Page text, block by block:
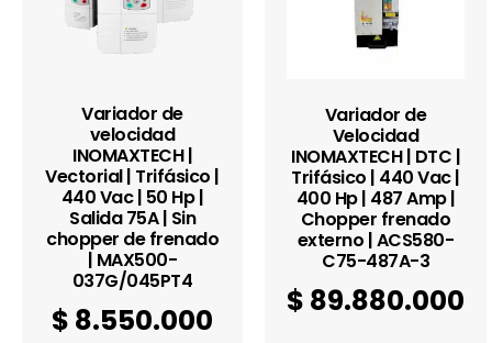
Variador de
velocidad
INOMAXTECH |
Vectorial | Trifásico |
440 Vac | 50 Hp |
Salida 75A | Sin
chopper de frenado
| MAX500-
037G/045PT4
$ 8.550.000
Variador de
Velocidad
INOMAXTECH | DTC |
Trifásico | 440 Vac |
400 Hp | 487 Amp |
Chopper frenado
externo | ACS580-
C75-487A-3
$ 89.880.000